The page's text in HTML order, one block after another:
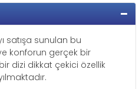
satışa sunulan bu
konforun gerçek bir
dizi dikkat çekici özellik